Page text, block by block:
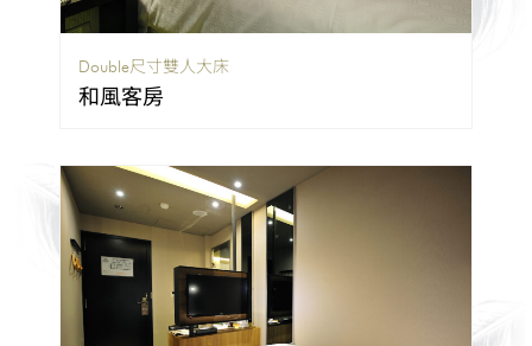
Double尺寸雙人大床
和風客房